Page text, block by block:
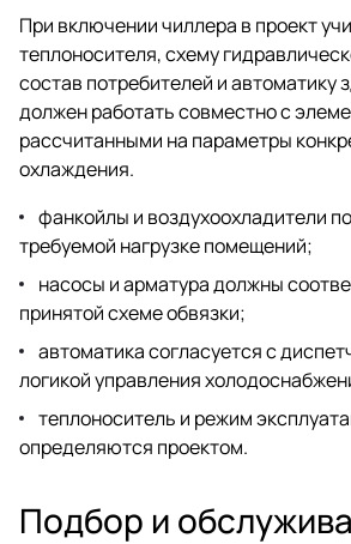
При включении чиллера в проект
теплоносителя, схему
состав потребителей и автоматику
должен работать совместно с
рассчитанными на параметры
охлаждения.
фанкойлы и воздухоохладители
требуемой нагрузке помещений;
насосы и арматура должны
принятой схеме обвязки;
автоматика согласуется с
логикой управления
теплоноситель и режим
определяются проектом.
Подбор и